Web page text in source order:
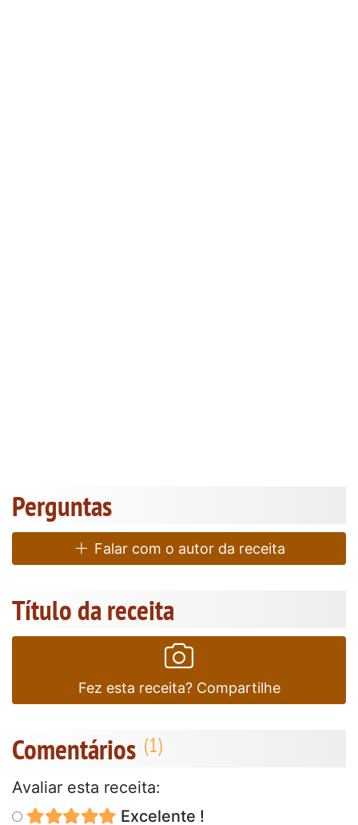
Perguntas
Falar com o autor da receita
Título da receita
Fez esta receita? Compartilhe
Comentários
Avaliar esta receita:
Excelente !